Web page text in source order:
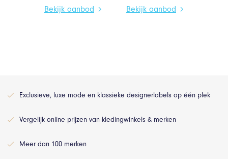
Bekijk aanbod Bekijk aanbod
Exclusieve, luxe mode en klassieke designerlabels op één plek
Vergelijk online prijzen van kledingwinkels & merken
Meer dan 100 merken